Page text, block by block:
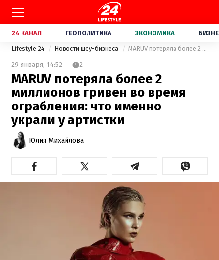
24 КАНАЛ ГЕОПОЛИТИКА ЭКОНОМИКА
Lifestyle 24 Новости шоу-бизнеса MARUV потеряла более 2 миллионов гривен во время ограбления: что именно украли у артистки
29 января, 14:52 2
MARUV потеряла более 2
миллионов гривен во время
ограбления: что именно
украли у артистки
Юлия Михайлова